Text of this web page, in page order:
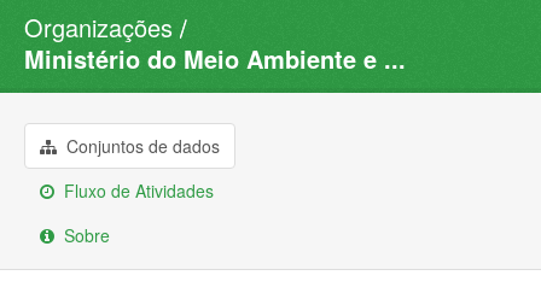
Conjuntos de dados
Organizações
Sobre
Organizações
Ministério do Meio Ambiente e ...
Conjuntos de dados
Fluxo de Atividades
Sobre